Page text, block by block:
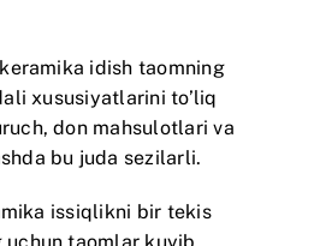
keramika idish taomning
xususiyatlarini to’liq
don mahsulotlari va
bu juda sezilarli.
issiqlikni bir tekis